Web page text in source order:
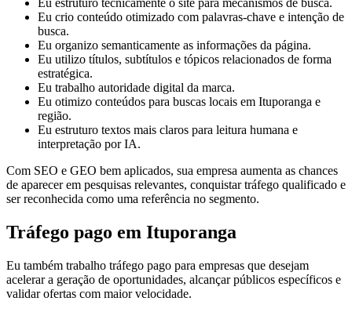
Eu estruturo tecnicamente o site para mecanismos de busca.
Eu crio conteúdo otimizado com palavras-chave e intenção de
busca.
Eu organizo semanticamente as informações da página.
Eu utilizo títulos, subtítulos e tópicos relacionados de forma
estratégica.
Eu trabalho autoridade digital da marca.
Eu otimizo conteúdos para buscas locais em Ituporanga e
região.
Eu estruturo textos mais claros para leitura humana e
interpretação por IA.
Com SEO e GEO bem aplicados, sua empresa aumenta as chances
de aparecer em pesquisas relevantes, conquistar tráfego qualificado e
ser reconhecida como uma referência no segmento.
Tráfego pago em Ituporanga
Eu também trabalho tráfego pago para empresas que desejam
acelerar a geração de oportunidades, alcançar públicos específicos e
validar ofertas com maior velocidade.